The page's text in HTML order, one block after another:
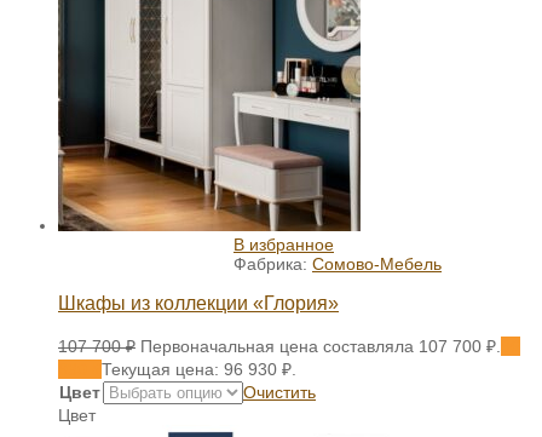
В избранное
Фабрика: Сомово-Мебель
Шкафы из коллекции «Глория»
107 700₽ Первоначальная цена составляла 107 700 ₽.
Текущая цена: 96 930 ₽.
Цвет
Очистить
Цвет